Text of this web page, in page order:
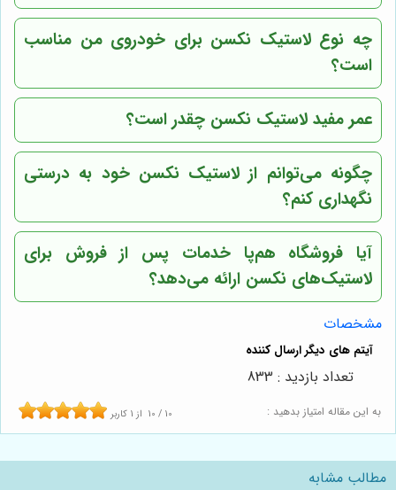
چه نوع لاستیک نکسن برای خودروی من مناسب
است؟
عمر مفید لاستیک نکسن چقدر است؟
چگونه می‌توانم از لاستیک نکسن خود به درستی
نگهداری کنم؟
آیا فروشگاه هم‌پا خدمات پس از فروش برای
لاستیک‌های نکسن ارائه می‌دهد؟
مشخصات
به این مقاله امتیاز بدهید : 10 / 10 از 1 کاربر
تعداد بازدید : 833
مطالب مشابه